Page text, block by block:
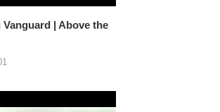
| Above the